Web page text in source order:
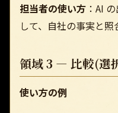
担当者の使い方 ：AI
して、自社の事実と照
領域 3 — 比較(選
使い方の例